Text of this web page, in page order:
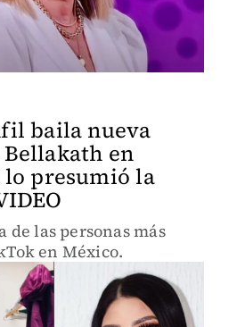
baila nueva
en
lo presumió la
de las personas más
en México.